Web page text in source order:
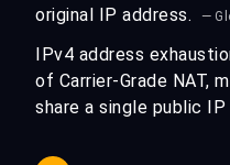
original IP address.
—
IPv4 address
of Carrier-Grade NAT,
share a single public IP